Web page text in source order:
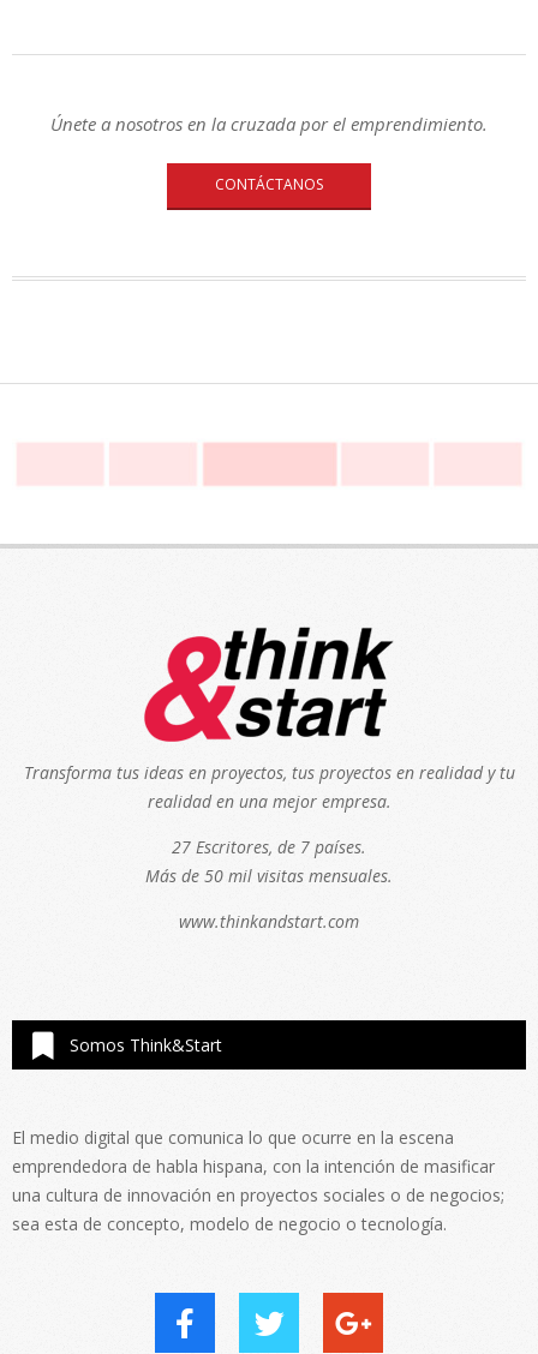
Únete a nosotros en la cruzada por el emprendimiento.
CONTÁCTANOS
Transforma tus ideas en proyectos, tus proyectos en realidad y tu
realidad en una mejor empresa.
27 Escritores, de 7 países.
Más de 50 mil visitas mensuales.
www.thinkandstart.com
Somos Think&Start
El medio digital que comunica lo que ocurre en la escena
emprendedora de habla hispana, con la intención de masificar
una cultura de innovación en proyectos sociales o de negocios;
sea esta de concepto, modelo de negocio o tecnología.